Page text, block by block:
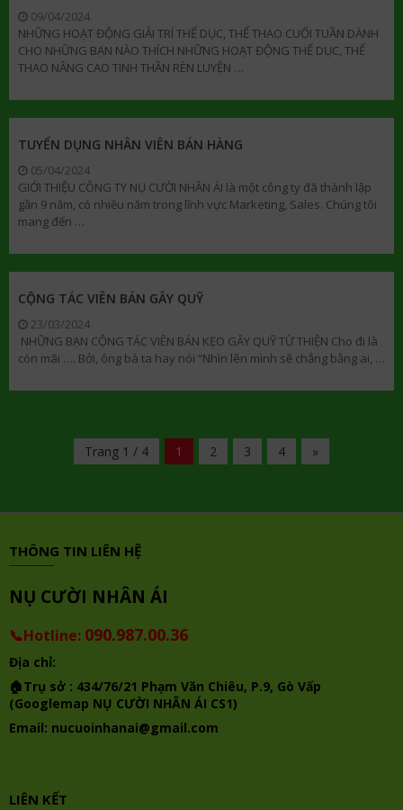
09/04/2024
NHỮNG HOẠT ĐỘNG GIẢI TRÍ THỂ DỤC, THỂ THAO CUỐI TUẦN DÀNH
CHO NHỮNG BẠN NÀO THÍCH NHỮNG HOẠT ĐỘNG THỂ DỤC, THỂ
THAO NÂNG CAO TINH THẦN RÈN LUYỆN …
TUYỂN DỤNG NHÂN VIÊN BÁN HÀNG
05/04/2024
GIỚI THIỆU CÔNG TY NỤ CƯỜI NHÂN ÁI là một công ty đã thành lập
gần 9 năm, có nhiều năm trong lĩnh vực Marketing, Sales. Chúng tôi
mang đến …
CỘNG TÁC VIÊN BÁN GÂY QUỸ
23/03/2024
NHỮNG BẠN CỘNG TÁC VIÊN BÁN KẸO GÂY QUỸ TỪ THIỆN Cho đi là
còn mãi …. Bởi, ông bà ta hay nói “Nhìn lên mình sẽ chẳng bằng ai, …
Trang 1 / 4 1 2 3 4 »
THÔNG TIN LIÊN HỆ
NỤ CƯỜI NHÂN ÁI
📞Hotline: 090.987.00.36
Địa chỉ:
🏠Trụ sở : 434/76/21 Phạm Văn Chiêu, P.9, Gò Vấp
(Googlemap NỤ CƯỜI NHÂN ÁI CS1)
Email: nucuoinhanai@gmail.com
LIÊN KẾT